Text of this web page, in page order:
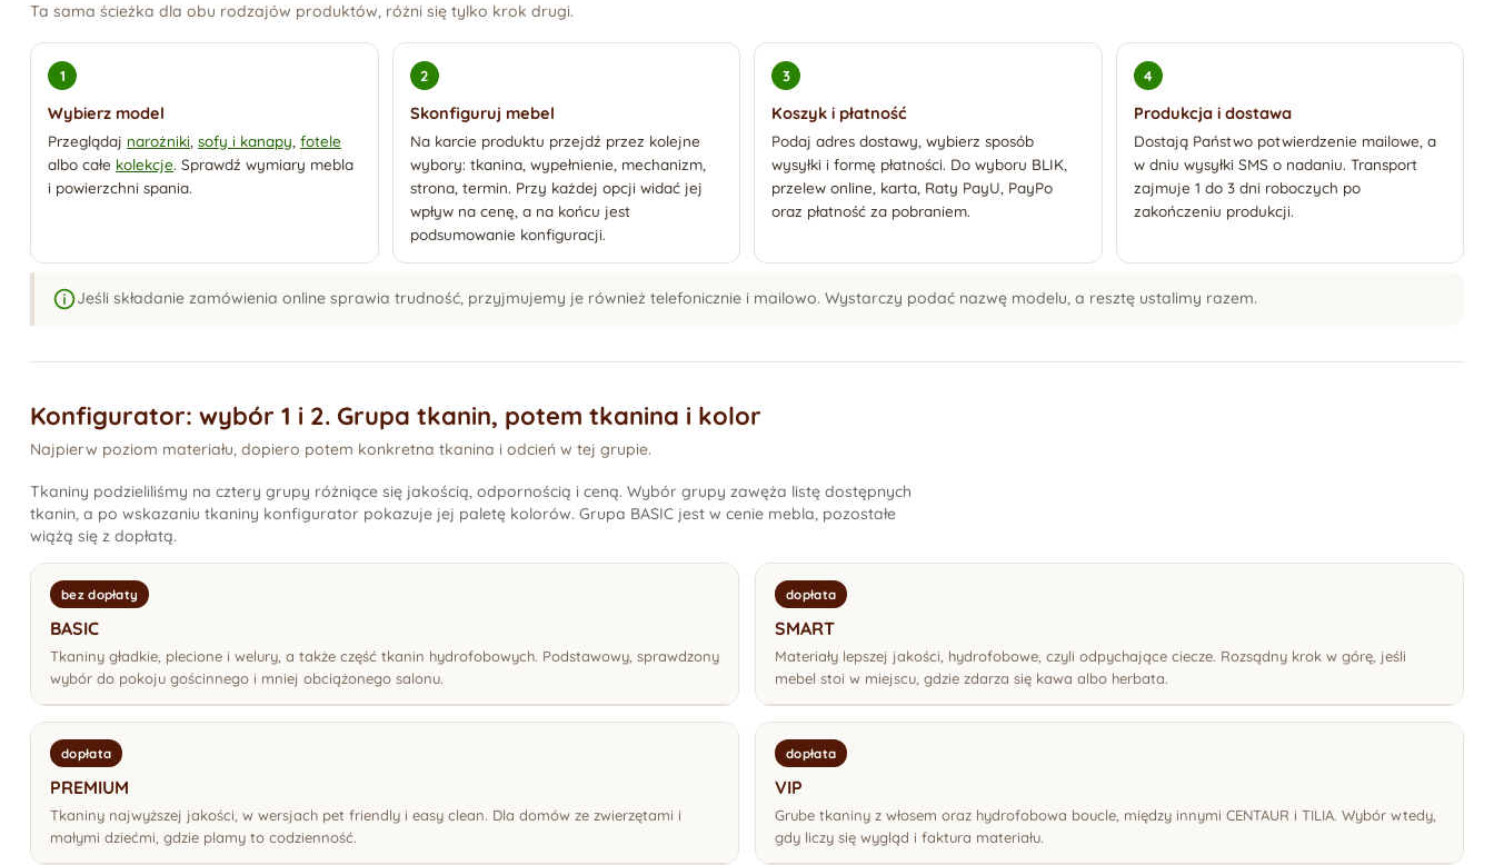
Ta sama ścieżka dla obu rodzajów produktów, różni się tylko krok drugi.
Wybierz model
Przeglądaj narożniki sofy i kanapy fotele
albo całe kolekcje. Sprawdź wymiary mebla
i powierzchni spania.
Skonfiguruj mebel
Na karcie produktu przejdź przez kolejne
wybory: tkanina, wypełnienie, mechanizm,
strona, termin. Przy każdej opcji widać jej
wpływ na cenę, a na końcu jest
podsumowanie konfiguracji.
Koszyk i płatność
Podaj adres dostawy, wybierz sposób
wysyłki i formę płatności. Do wyboru BLIK,
przelew online, karta, Raty PayU, PayPo
oraz płatność za pobraniem.
Produkcja i dostawa
Dostają Państwo potwierdzenie mailowe, a
w dniu wysyłki SMS o nadaniu. Transport
zajmuje 1 do 3 dni roboczych po
zakończeniu produkcji.
Jeśli składanie zamówienia online sprawia trudność, przyjmujemy je również telefonicznie i mailowo. Wystarczy podać nazwę modelu, a resztę ustalimy razem.
Konfigurator: wybór 1 i 2. Grupa tkanin, potem tkanina i kolor
Najpierw poziom materiału, dopiero potem konkretna tkanina i odcień w tej grupie.
Tkaniny podzieliliśmy na cztery grupy różniące się jakością, odpornością i ceną. Wybór grupy zawęża listę dostępnych
tkanin, a po wskazaniu tkaniny konfigurator pokazuje jej paletę kolorów. Grupa BASIC jest w cenie mebla, pozostałe
wiążą się z dopłatą.
bez dopłaty
BASIC
Tkaniny gładkie, plecione i welury, a także część tkanin hydrofobowych. Podstawowy, sprawdzony
wybór do pokoju gościnnego i mniej obciążonego salonu.
dopłata
SMART
Materiały lepszej jakości, hydrofobowe, czyli odpychające ciecze. Rozsądny krok w górę, jeśli
mebel stoi w miejscu, gdzie zdarza się kawa albo herbata.
dopłata
PREMIUM
Tkaniny najwyższej jakości, w wersjach pet friendly i easy clean. Dla domów ze zwierzętami i
małymi dziećmi, gdzie plamy to codzienność.
dopłata
VIP
Grube tkaniny z włosem oraz hydrofobowa boucle, między innymi CENTAUR i TILIA. Wybór wtedy,
gdy liczy się wygląd i faktura materiału.